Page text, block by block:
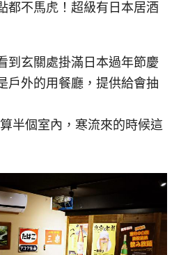
都不馬虎！超級有日本居酒
到玄關處掛滿日本過年節慶
戶外的用餐廳，提供給會抽
半個室內，寒流來的時候這